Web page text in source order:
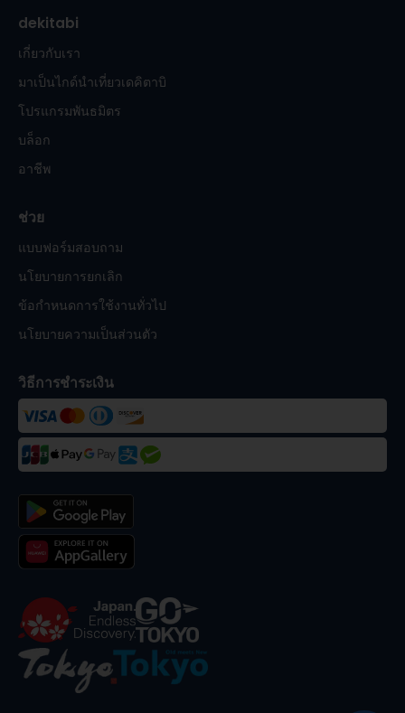
dekitabi
เกี่ยวกับเรา
มาเป็นไกด์นำเที่ยวเดคิตาบิ
โปรแกรมพันธมิตร
บล็อก
อาชีพ
ช่วย
แบบฟอร์มสอบถาม
นโยบายการยกเลิก
ข้อกำหนดการใช้งานทั่วไป
นโยบายความเป็นส่วนตัว
วิธีการชำระเงิน